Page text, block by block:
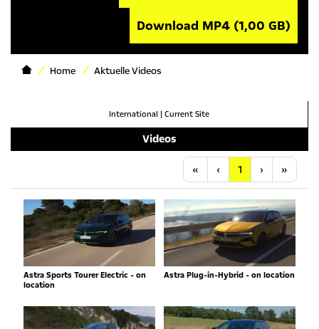
Download MP4 (1,00 GB)
Home Aktuelle Videos
International | Current Site
Videos
« Anfang
‹ Vorherige
1 ›Nächste
»
Astra Sports Tourer Electric - on
location
Astra Plug-in-Hybrid - on location